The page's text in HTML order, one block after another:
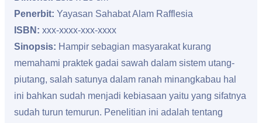
Penerbit: Yayasan Sahabat Alam Rafflesia
ISBN: xxx-xxxx-xxx-xxxx
Sinopsis: Hampir sebagian masyarakat kurang
memahami praktek gadai sawah dalam sistem utang-
piutang, salah satunya dalam ranah minangkabau hal
ini bahkan sudah menjadi kebiasaan yaitu yang sifatnya
sudah turun temurun. Penelitian ini adalah tentang